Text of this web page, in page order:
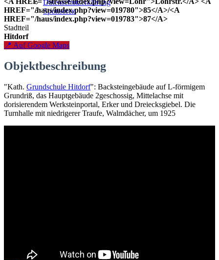
Datenschutzerklärung
Sponsoren
HREF="/haus/index.php?view=019780">85</A>/<A
HREF="/haus/index.php?view=019783">87</A>
Stadtteil
Hitdorf
📍 Auf Google Maps
Objektbeschreibung
"Kath. Grundschule Hitdorf": Backsteingebäude auf L-förmigem
Grundriß, das Hauptgebäude 2geschossig, Mittelachse mit
dorisierendem Werksteinportal, Erker und Dreiecksgiebel. Die
Turnhalle mit niedrigerer Traufe, Walmdächer, um 1925